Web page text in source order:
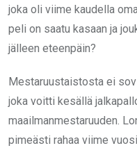
joka oli viime kaudella
peli on saatu kasaan ja
jälleen eteenpäin?
Mestaruustaistosta ei
joka voitti kesällä
maailmanmestaruuden.
pimeästi rahaa viime